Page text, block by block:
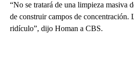
“No se tratará de una limpieza masiva
de construir campos de concentración.
ridículo”, dijo Homan a CBS.